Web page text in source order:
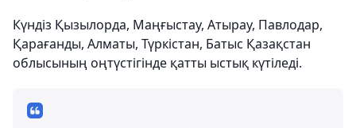
Күндіз Қызылорда, Маңғыстау, Атырау, Павлодар,
Қарағанды, Алматы, Түркістан, Батыс Қазақстан
облысының оңтүстігінде қатты ыстық күтіледі.